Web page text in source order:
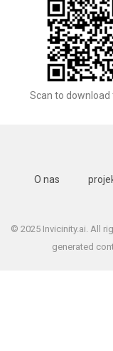
Scan to download
O nas
© 2025 Invicinity.ai. All
generated